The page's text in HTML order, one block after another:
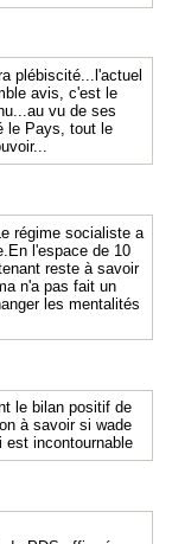
plébiscité...l'actuel
avis, c'est le
vu de ses
le Pays, tout le
régime socialiste a
l'espace de 10
reste à savoir
n'a pas fait un
les mentalités
le bilan positif de
à savoir si wade
est incontournable